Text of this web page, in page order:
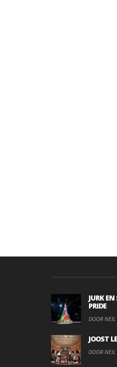
JURK
PRIDE
DOOR
JOOST
DOOR